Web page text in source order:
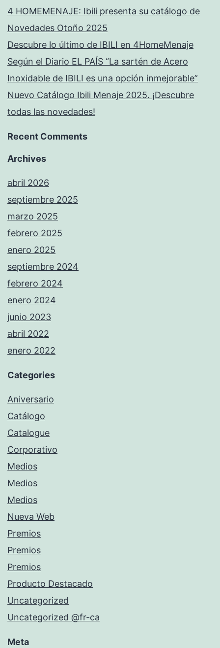
4 HOMEMENAJE: Ibili presenta su catálogo de
Novedades Otoño 2025
Descubre lo último de IBILI en 4HomeMenaje
Según el Diario EL PAÍS “La sartén de Acero
Inoxidable de IBILI es una opción inmejorable”
Nuevo Catálogo Ibili Menaje 2025. ¡Descubre
todas las novedades!
Recent Comments
Archives
abril 2026
septiembre 2025
marzo 2025
febrero 2025
enero 2025
septiembre 2024
febrero 2024
enero 2024
junio 2023
abril 2022
enero 2022
Categories
Aniversario
Catálogo
Catalogue
Corporativo
Medios
Medios
Medios
Nueva Web
Premios
Premios
Premios
Producto Destacado
Uncategorized
Uncategorized @fr-ca
Meta